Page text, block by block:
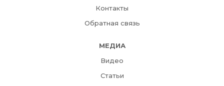
Контакты
Обратная связь
МЕДИА
Видео
Статьи